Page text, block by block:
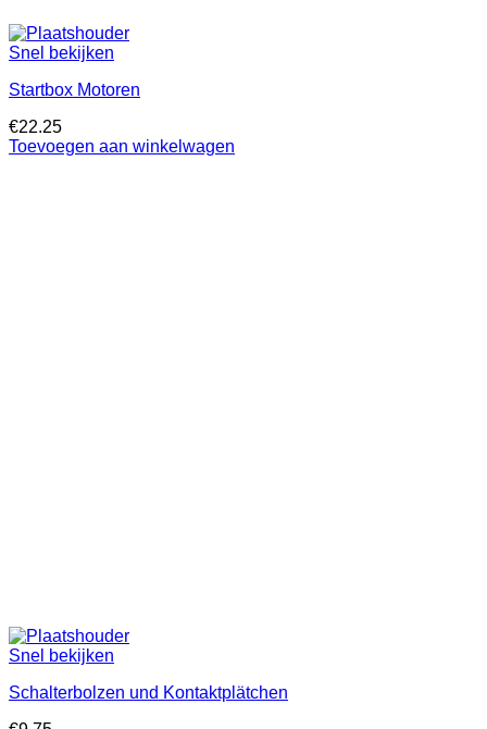
Snel bekijken
Startbox Motoren
€22.25
Toevoegen aan winkelwagen
Snel bekijken
Schalterbolzen und Kontaktplätchen